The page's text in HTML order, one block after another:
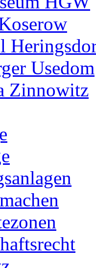
Usedom
Zinnowitz